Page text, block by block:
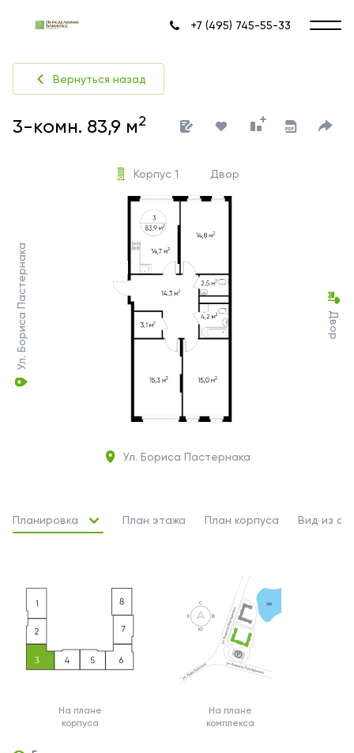
+7 (495) 745-55-33
Вернуться назад
3-комн. 83,9 м2
Ул. Бориса Пастернака Двор
Ул. Бориса Пастернака
Корпус 1 Двор
Планировка План этажа План корпуса Вид из
На плане
корпуса
На плане
комплекса